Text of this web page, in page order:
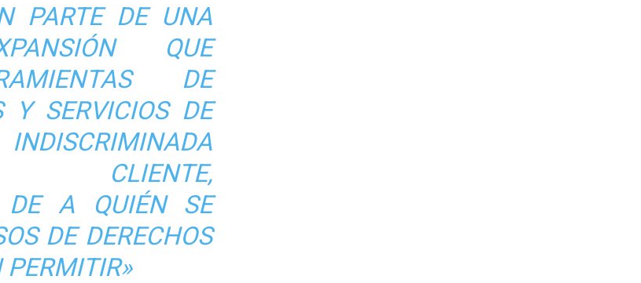
PARTE DE UNA
QUE
DE
Y SERVICIOS DE
CLIENTE,
DE A QUIÉN SE
DE DERECHOS